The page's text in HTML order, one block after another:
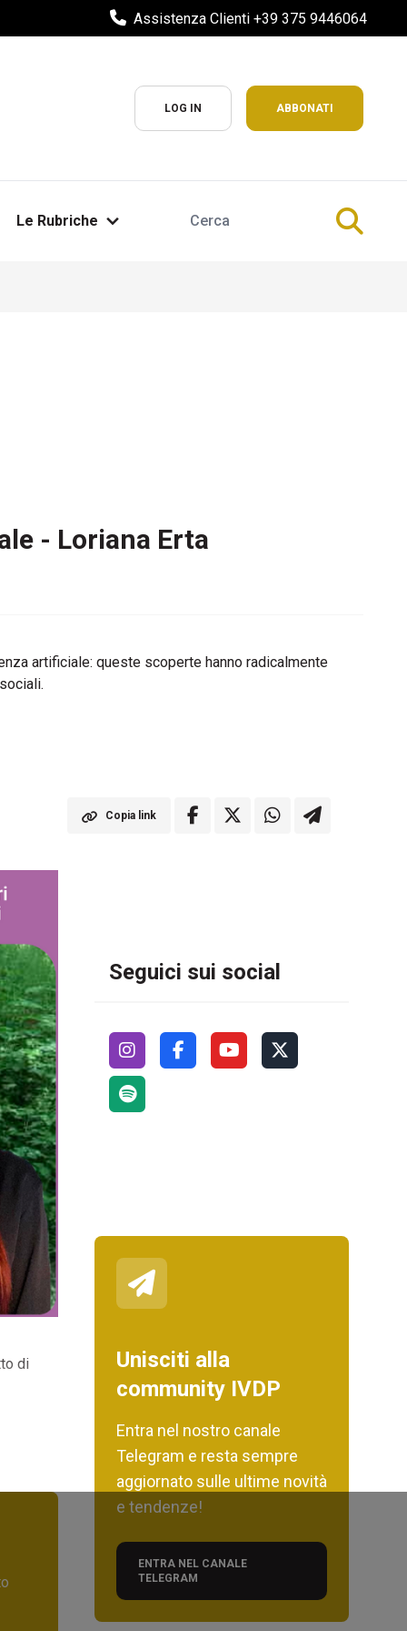
Assistenza Clienti +39 375 9446064
LOG IN ABBONATI
Le Rubriche
- Loriana Erta
artificiale: queste scoperte hanno radicalmente
Copia link
di
Seguici sui social
Unisciti alla
community IVDP
Entra nel nostro canale
Telegram e resta sempre
aggiornato sulle ultime novità
e tendenze!
ENTRA NEL CANALE
TELEGRAM